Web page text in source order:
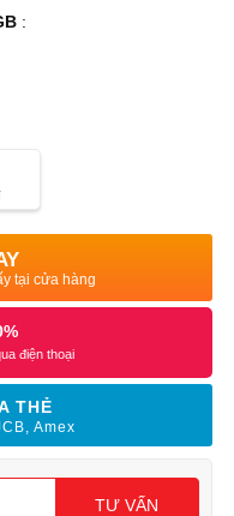
:
tại cửa hàng
điện thoại
THẺ
Amex
TƯ VẤN